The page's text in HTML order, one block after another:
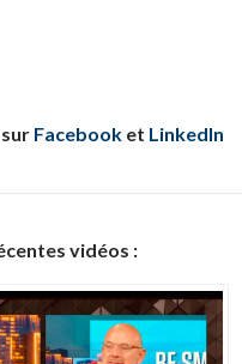
Facebook et LinkedIn
vidéos :